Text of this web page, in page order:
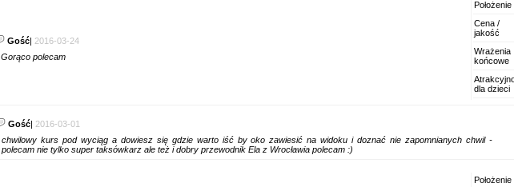
Gość| 2016-03-24
Gorąco polecam
Położenie
Cena /
jakość
Wrażenia
końcowe
dla dzieci
Gość| 2016-03-01
chwilowy kurs pod wyciąg a dowiesz się gdzie warto iść by oko zawiesić na widoku i doznać nie zapomnianych chwil -
polecam nie tylko super taksówkarz ale też i dobry przewodnik Ela z Wrocławia polecam :)
Położenie